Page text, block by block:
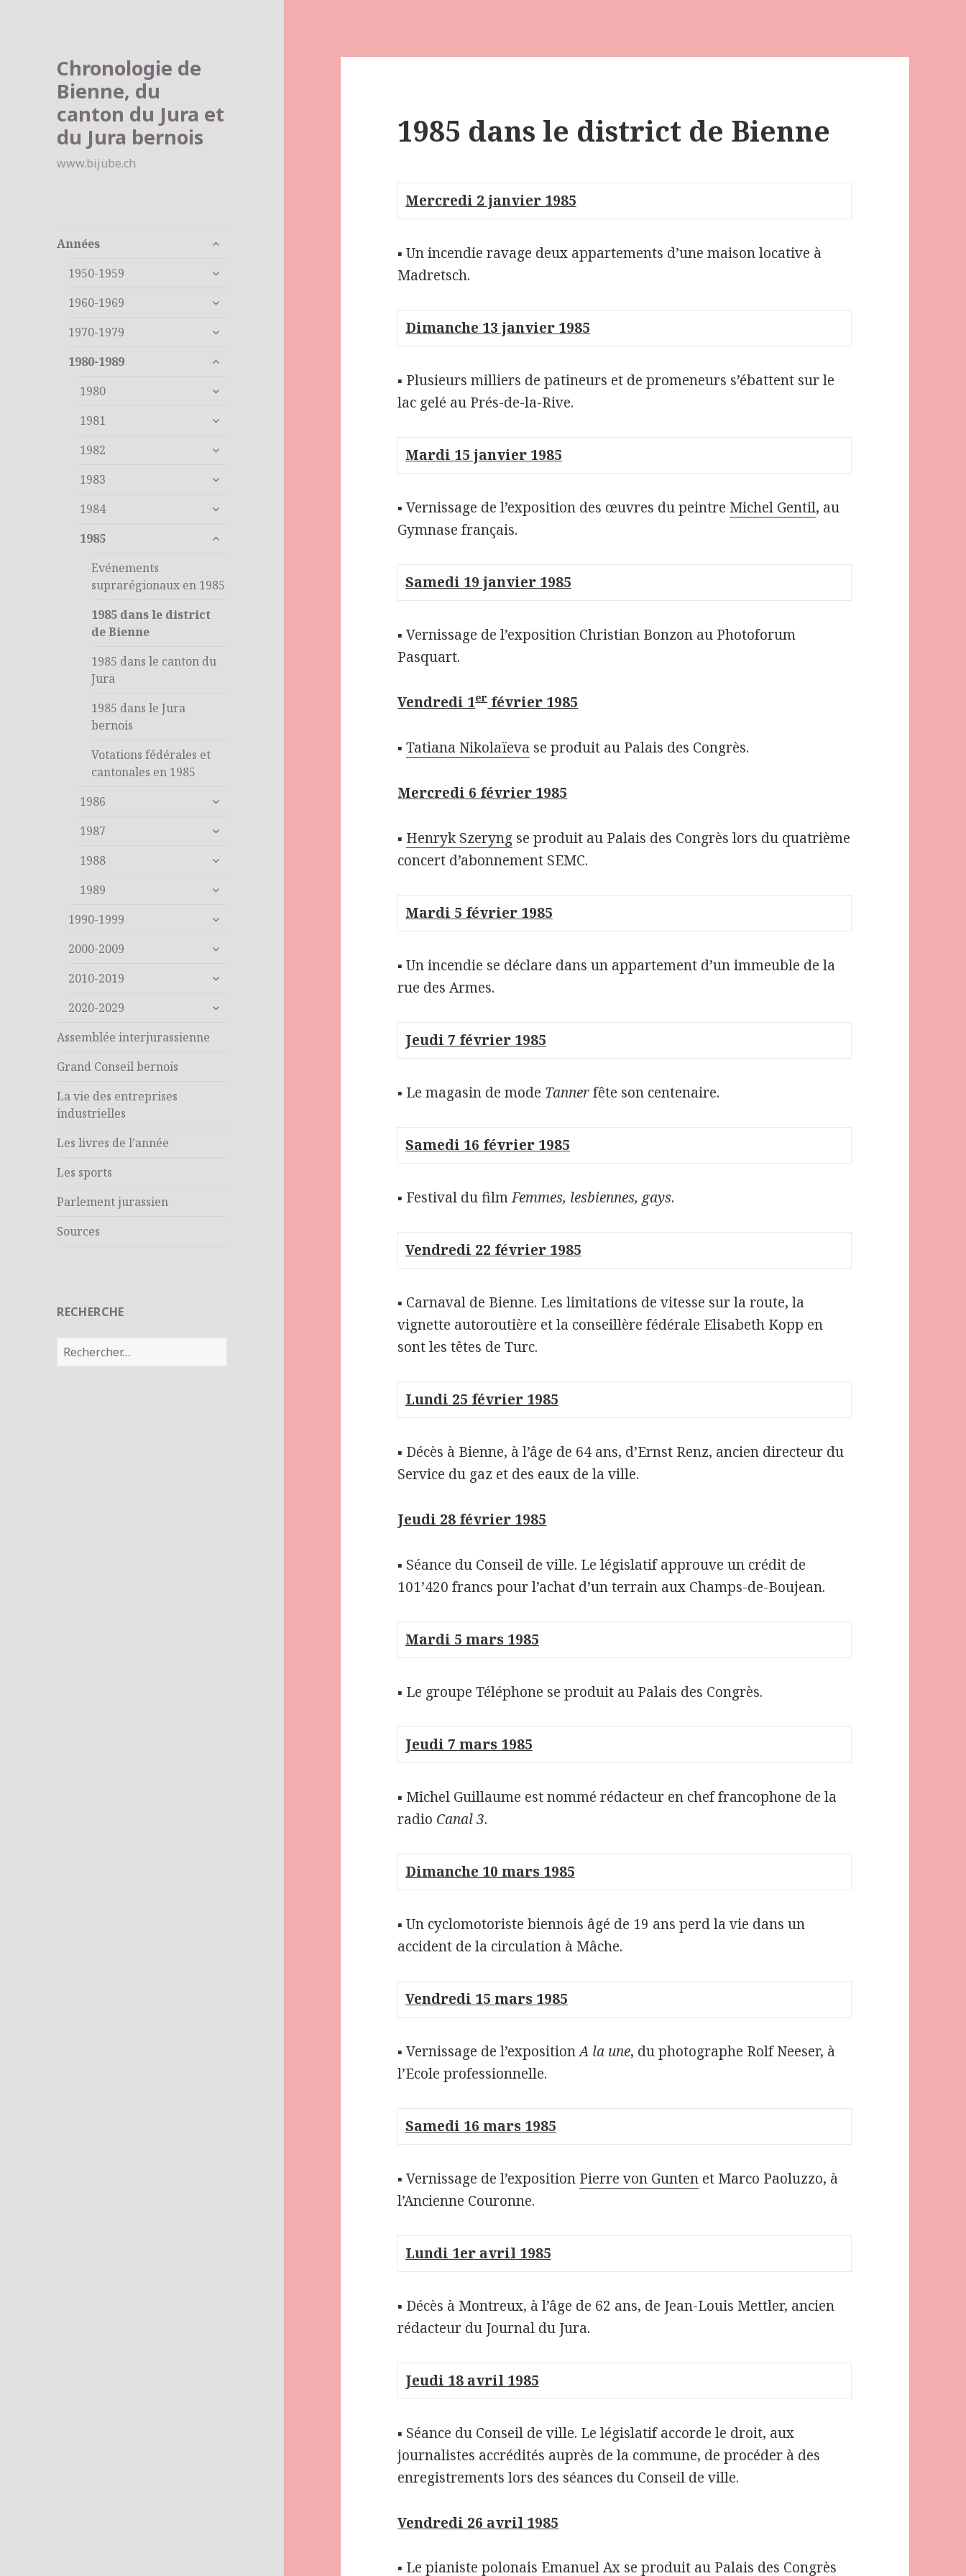
Chronologie de
Bienne, du
canton du Jura et
du Jura bernois
www.bijube.ch
Années
ouvrir
sous-
1950-1959
ouvrir
sous-
1960-1969
ouvrir
sous-
1970-1979
ouvrir
sous-
1980-1989
ouvrir
sous-
1980
ouvrir
sous-
1981
ouvrir
sous-
1982
ouvrir
sous-
1983
ouvrir
sous-
1984
ouvrir
sous-
1985
ouvrir
menu
Evénements
suprarégionaux en 1985
1985 dans le district
de Bienne
1985 dans le canton du
Jura
1985 dans le Jura
bernois
Votations fédérales et
cantonales en 1985
1986
ouvrir
sous-
1987
ouvrir
sous-
1988
ouvrir
sous-
1989
ouvrir
sous-
1990-1999
ouvrir
sous-
2000-2009
ouvrir
sous-
2010-2019
ouvrir
sous-
2020-2029
ouvrir
sous-
Assemblée interjurassienne
Grand Conseil bernois
La vie des entreprises
industrielles
Les livres de l’année
Les sports
Parlement jurassien
Sources
RECHERCHE
Rechercher :
1985 dans le district de Bienne
Mercredi 2 janvier 1985
▪ Un incendie ravage deux appartements d’une maison locative à
Madretsch.
Dimanche 13 janvier 1985
▪ Plusieurs milliers de patineurs et de promeneurs s’ébattent sur le
lac gelé au Prés-de-la-Rive.
Mardi 15 janvier 1985
▪ Vernissage de l’exposition des œuvres du peintre Michel Gentil, au
Gymnase français.
Samedi 19 janvier 1985
▪ Vernissage de l’exposition Christian Bonzon au Photoforum
Pasquart.
Vendredi 1erfévrier 1985
▪Tatiana Nikolaïeva se produit au Palais des Congrès.
Mercredi 6 février 1985
▪ Henryk Szeryng se produit au Palais des Congrès lors du quatrième
concert d’abonnement SEMC.
Mardi 5 février 1985
▪ Un incendie se déclare dans un appartement d’un immeuble de la
rue des Armes.
Jeudi 7 février 1985
▪ Le magasin de mode Tannerfête son centenaire.
Samedi 16 février 1985
▪ Festival du filmFemmes, lesbiennes, gays.
Vendredi 22 février 1985
▪ Carnaval de Bienne. Les limitations de vitesse sur la route, la
vignette autoroutière et la conseillère fédérale Elisabeth Kopp en
sont les têtes de Turc.
Lundi 25 février 1985
▪ Décès à Bienne, à l’âge de 64 ans, d’Ernst Renz, ancien directeur du
Service du gaz et des eaux de la ville.
Jeudi 28 février 1985
▪ Séance du Conseil de ville. Le législatif approuve un crédit de
101’420 francs pour l’achat d’un terrain aux Champs-de-Boujean.
Mardi 5 mars 1985
▪ Le groupe Téléphone se produit au Palais des Congrès.
Jeudi 7 mars 1985
▪ Michel Guillaume est nommé rédacteur en chef francophone de la
radio Canal 3.
Dimanche 10 mars 1985
▪ Un cyclomotoriste biennois âgé de 19 ans perd la vie dans un
accident de la circulation à Mâche.
Vendredi 15 mars 1985
▪ Vernissage de l’expositionA la une, du photographe Rolf Neeser, à
l’Ecole professionnelle.
Samedi 16 mars 1985
▪ Vernissage de l’exposition Pierre von Gunten et Marco Paoluzzo, à
l’Ancienne Couronne.
Lundi 1er avril 1985
▪ Décès à Montreux, à l’âge de 62 ans, de Jean-Louis Mettler, ancien
rédacteur du Journal du Jura.
Jeudi 18 avril 1985
▪ Séance du Conseil de ville. Le législatif accorde le droit, aux
journalistes accrédités auprès de la commune, de procéder à des
enregistrements lors des séances du Conseil de ville.
Vendredi 26 avril 1985
▪ Le pianiste polonais Emanuel Ax se produit au Palais des Congrès